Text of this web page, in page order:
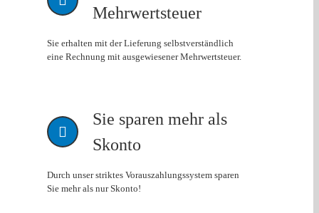
Mehrwertsteuer
Sie erhalten mit der Lieferung selbstverständlich
eine Rechnung mit ausgewiesener Mehrwertsteuer.
Sie sparen mehr als
Skonto
Durch unser striktes Vorauszahlungssystem sparen
Sie mehr als nur Skonto!